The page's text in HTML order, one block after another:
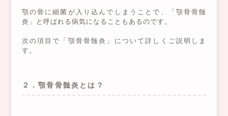
顎の骨に細菌が入り込んでしまうことで、「顎骨骨髄
炎」と呼ばれる病気になることもあるのです。
次の項目で「顎骨骨髄炎」について詳しくご説明しま
す。
２．顎骨骨髄炎とは？